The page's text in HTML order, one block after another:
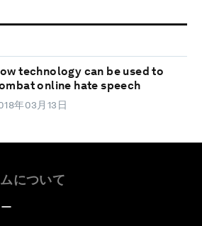
technology can be used to
online hate speech
年03月13日
について